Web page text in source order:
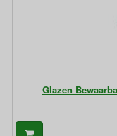
Glazen